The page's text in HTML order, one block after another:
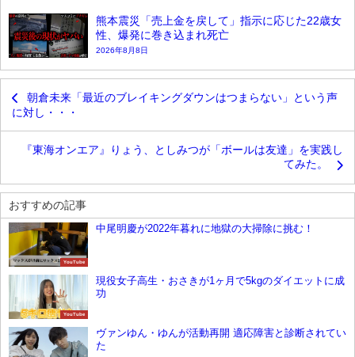
熊本震災「売上金を戻して」指示に応じた22歳女
性、爆発に巻き込まれ死亡
2026年8月8日
朝倉未来「最近のブレイキングダウンはつまらない」という声
に対し・・・
『東海オンエア』りょう、としみつが「ボールは友達」を実践し
てみた。
おすすめの記事
YouTube
中尾明慶が2022年暮れに地獄の大掃除に挑む！
YouTube
現役女子高生・おさきが1ヶ月で5kgのダイエットに成
功
ヴァンゆん・ゆんが活動再開 適応障害と診断されてい
た